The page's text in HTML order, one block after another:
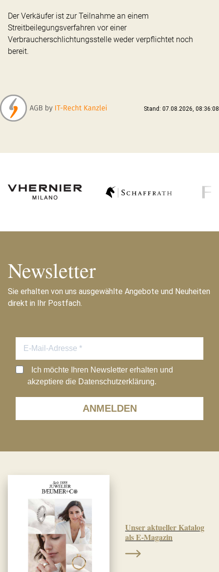
Der Verkäufer ist zur Teilnahme an einem
Streitbeilegungsverfahren vor einer
Verbraucherschlichtungsstelle weder verpflichtet noch
bereit.
Stand: 07.08.2026, 08:36:08
Newsletter
Sie erhalten von uns ausgewählte Angebote und Neuheiten
direkt in Ihr Postfach.
ANMELDEN
Ich möchte Ihren Newsletter erhalten und
akzeptiere die Datenschutzerklärung.
Unser aktueller Katalog
als E-Magazin